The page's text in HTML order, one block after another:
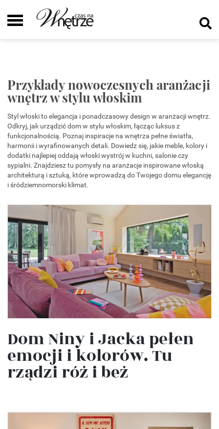
Przykłady nowoczesnych aranżacji
wnętrz w stylu włoskim
Styl włoski to elegancja i ponadczasowy design w aranżacji wnętrz.
Odkryj, jak urządzić dom w stylu włoskim, łącząc luksus z
funkcjonalnością. Poznaj inspiracje na wnętrza pełne światła,
harmonii i wyrafinowanych detali. Dowiedz się, jakie meble, kolory i
dodatki najlepiej oddają włoski wystrój w kuchni, salonie czy
sypialni. Znajdziesz tu pomysły na aranżacje inspirowane włoską
architekturą i sztuką, które wprowadzą do Twojego domu elegancję
i śródziemnomorski klimat.
Dom Niny i Jacka pełen
emocji i kolorów. Tu
rządzi róż i beż